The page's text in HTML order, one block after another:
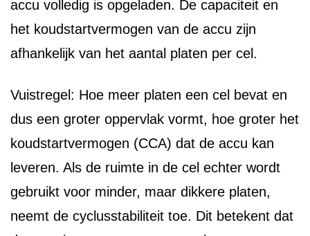
accu volledig is opgeladen. De capaciteit en
het koudstartvermogen van de accu zijn
afhankelijk van het aantal platen per cel.
Vuistregel: Hoe meer platen een cel bevat en
dus een groter oppervlak vormt, hoe groter het
koudstartvermogen (CCA) dat de accu kan
leveren. Als de ruimte in de cel echter wordt
gebruikt voor minder, maar dikkere platen,
neemt de cyclusstabiliteit toe. Dit betekent dat